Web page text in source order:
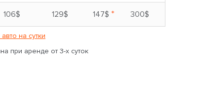
106$ 129$ 147$ * 300$
на сутки
при аренде от 3-х суток